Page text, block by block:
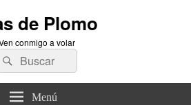
de Plomo
conmigo a volar
BuscarBuscar
Menú